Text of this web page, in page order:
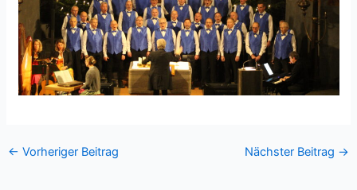
← Vorheriger Beitrag Nächster Beitrag →